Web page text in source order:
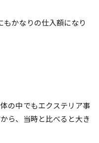
かなりの仕入額になり
の中でもエクステリア事
ら、当時と比べると大き